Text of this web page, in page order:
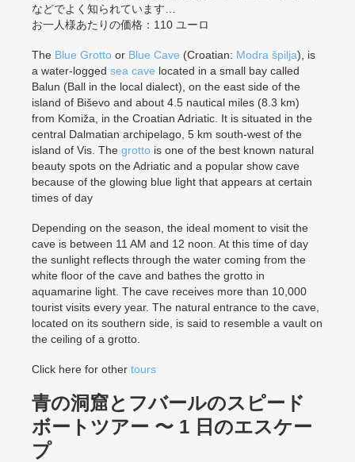
などでよく知られています…
お一人様あたりの価格：110 ユーロ
The Blue Grotto or Blue Cave (Croatian: Modra špilja), is
a water-logged sea cave located in a small bay called
Balun (Ball in the local dialect), on the east side of the
island of Biševo and about 4.5 nautical miles (8.3 km)
from Komiža, in the Croatian Adriatic. It is situated in the
central Dalmatian archipelago, 5 km south-west of the
island of Vis. The grotto is one of the best known natural
beauty spots on the Adriatic and a popular show cave
because of the glowing blue light that appears at certain
times of day
Depending on the season, the ideal moment to visit the
cave is between 11 AM and 12 noon. At this time of day
the sunlight reflects through the water coming from the
white floor of the cave and bathes the grotto in
aquamarine light. The cave receives more than 10,000
tourist visits every year. The natural entrance to the cave,
located on its southern side, is said to resemble a vault on
the ceiling of a grotto.
Click here for other tours
青の洞窟とフバールのスピード
ボートツアー 〜 1 日のエスケー
プ